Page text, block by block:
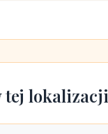
tej lokalizacji